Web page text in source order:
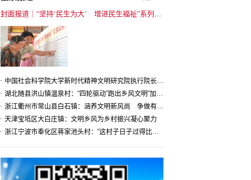
中国社会科学院大学新时代精神文明研究院执行院长王维国：文明村镇创建为乡村注入持久发展动力
湖北随县洪山镇温泉村：“四轮驱动”跑出乡风文明“加速度”
浙江衢州市常山县白石镇：涵养文明新风尚 争做有礼白石人
天津宝坻区大白庄镇：文明乡风为乡村振兴凝心聚力
浙江宁波市奉化区蒋家池头村：“这村子日子过得比城里还舒心”